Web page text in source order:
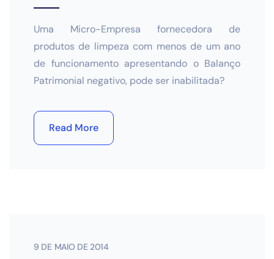
Uma Micro-Empresa fornecedora de
produtos de limpeza com menos de um ano
de funcionamento apresentando o Balanço
Patrimonial negativo, pode ser inabilitada?
Read More
9 DE MAIO DE 2014